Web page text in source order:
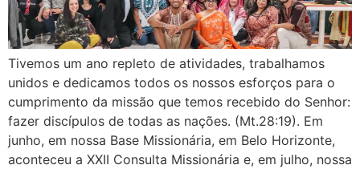
Tivemos um ano repleto de atividades, trabalhamos
unidos e dedicamos todos os nossos esforços para o
cumprimento da missão que temos recebido do Senhor:
fazer discípulos de todas as nações. (Mt.28:19). Em
junho, em nossa Base Missionária, em Belo Horizonte,
aconteceu a XXII Consulta Missionária e, em julho, nossa